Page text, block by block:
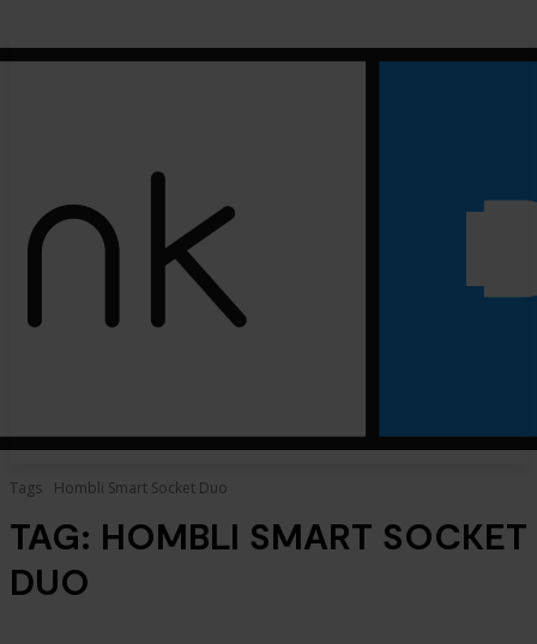
Tags Hombli Smart Socket Duo
TAG: HOMBLI SMART SOCKET
DUO